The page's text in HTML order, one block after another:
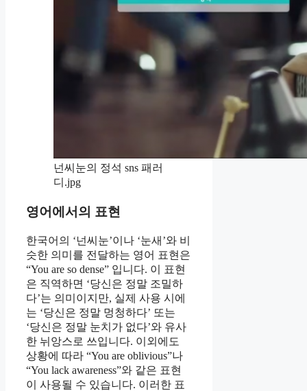
넌씨눈의 정석 sns 패러
디.jpg
영어에서의 표현
한국어의 ‘넌씨눈’이나 ‘눈새’와 비
슷한 의미를 전달하는 영어 표현은
“You are so dense” 입니다. 이 표현
은 직역하면 ‘당신은 정말 조밀하
다’는 의미이지만, 실제 사용 시에
는 ‘당신은 정말 멍청하다’ 또는
‘당신은 정말 눈치가 없다’와 유사
한 뉘앙스로 쓰입니다. 이외에도
상황에 따라 “You are oblivious”나
“You lack awareness”와 같은 표현
이 사용될 수 있습니다. 이러한 표